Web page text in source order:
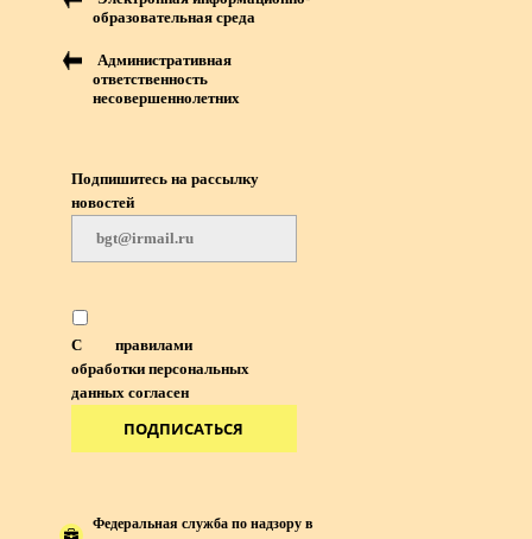
образовательная среда
Административная
ответственность
несовершеннолетних
Подпишитесь на рассылку
новостей
С
правилами
обработки персональных
данных согласен
ПОДПИСАТЬСЯ
Федеральная служба по надзору в